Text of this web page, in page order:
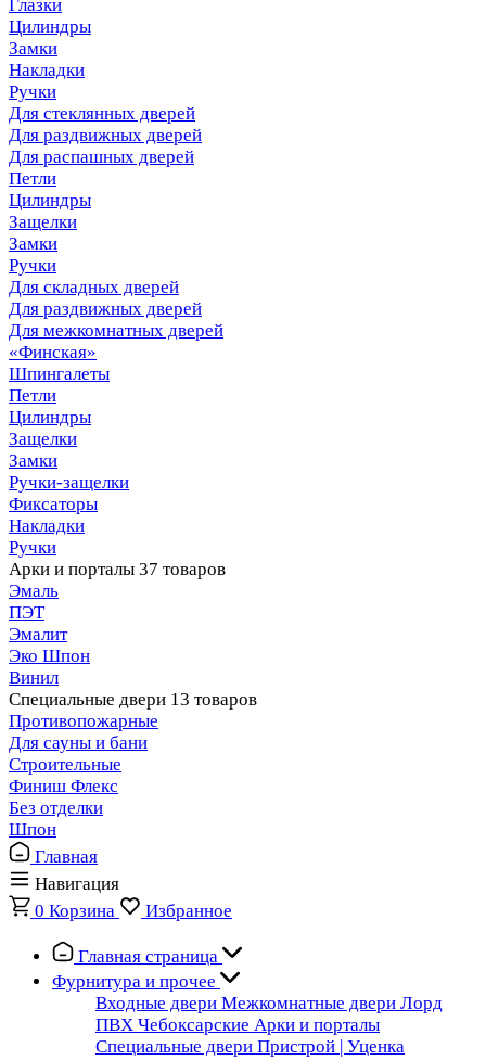
Глазки
Цилиндры
Замки
Накладки
Ручки
Для стеклянных дверей
Для раздвижных дверей
Для распашных дверей
Петли
Цилиндры
Защелки
Замки
Ручки
Для складных дверей
Для раздвижных дверей
Для межкомнатных дверей
«Финская»
Шпингалеты
Петли
Цилиндры
Защелки
Замки
Ручки-защелки
Фиксаторы
Накладки
Ручки
Арки и порталы 37 товаров
Эмаль
ПЭТ
Эмалит
Эко Шпон
Винил
Специальные двери 13 товаров
Противопожарные
Для сауны и бани
Строительные
Финиш Флекс
Без отделки
Шпон
Главная
Навигация
0 Корзина Избранное
Главная страница
Фурнитура и прочее
Входные двери Межкомнатные двери Лорд
ПВХ Чебоксарские Арки и порталы
Специальные двери Пристрой | Уценка